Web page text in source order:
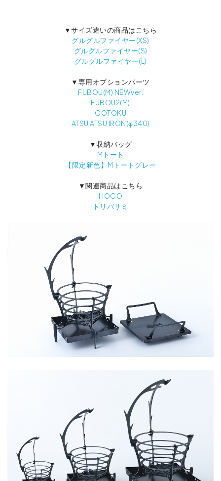
▼サイズ違いの商品はこちら
グルグルファイヤー(XS)
グルグルファイヤー(S)
グルグルファイヤー(L)
▼専用オプションパーツ
FUBOU(M) NEWver.
FUBOU2(M)
GOTOKU
ATSU ATSU IRON(φ340)
▼収納バッグ
Mトート
【限定新色】Mトートグレー
▼関連商品はこちら
HOGO
トリバサミ